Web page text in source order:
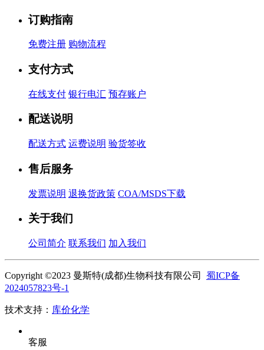
订购指南
免费注册 购物流程
支付方式
在线支付 银行电汇 预存账户
配送说明
配送方式 运费说明 验货签收
售后服务
发票说明 退换货政策 COA/MSDS下载
关于我们
公司简介 联系我们 加入我们
Copyright ©2023 曼斯特(成都)生物科技有限公司 蜀ICP备
2024057823号-1
技术支持： 库价化学
客服